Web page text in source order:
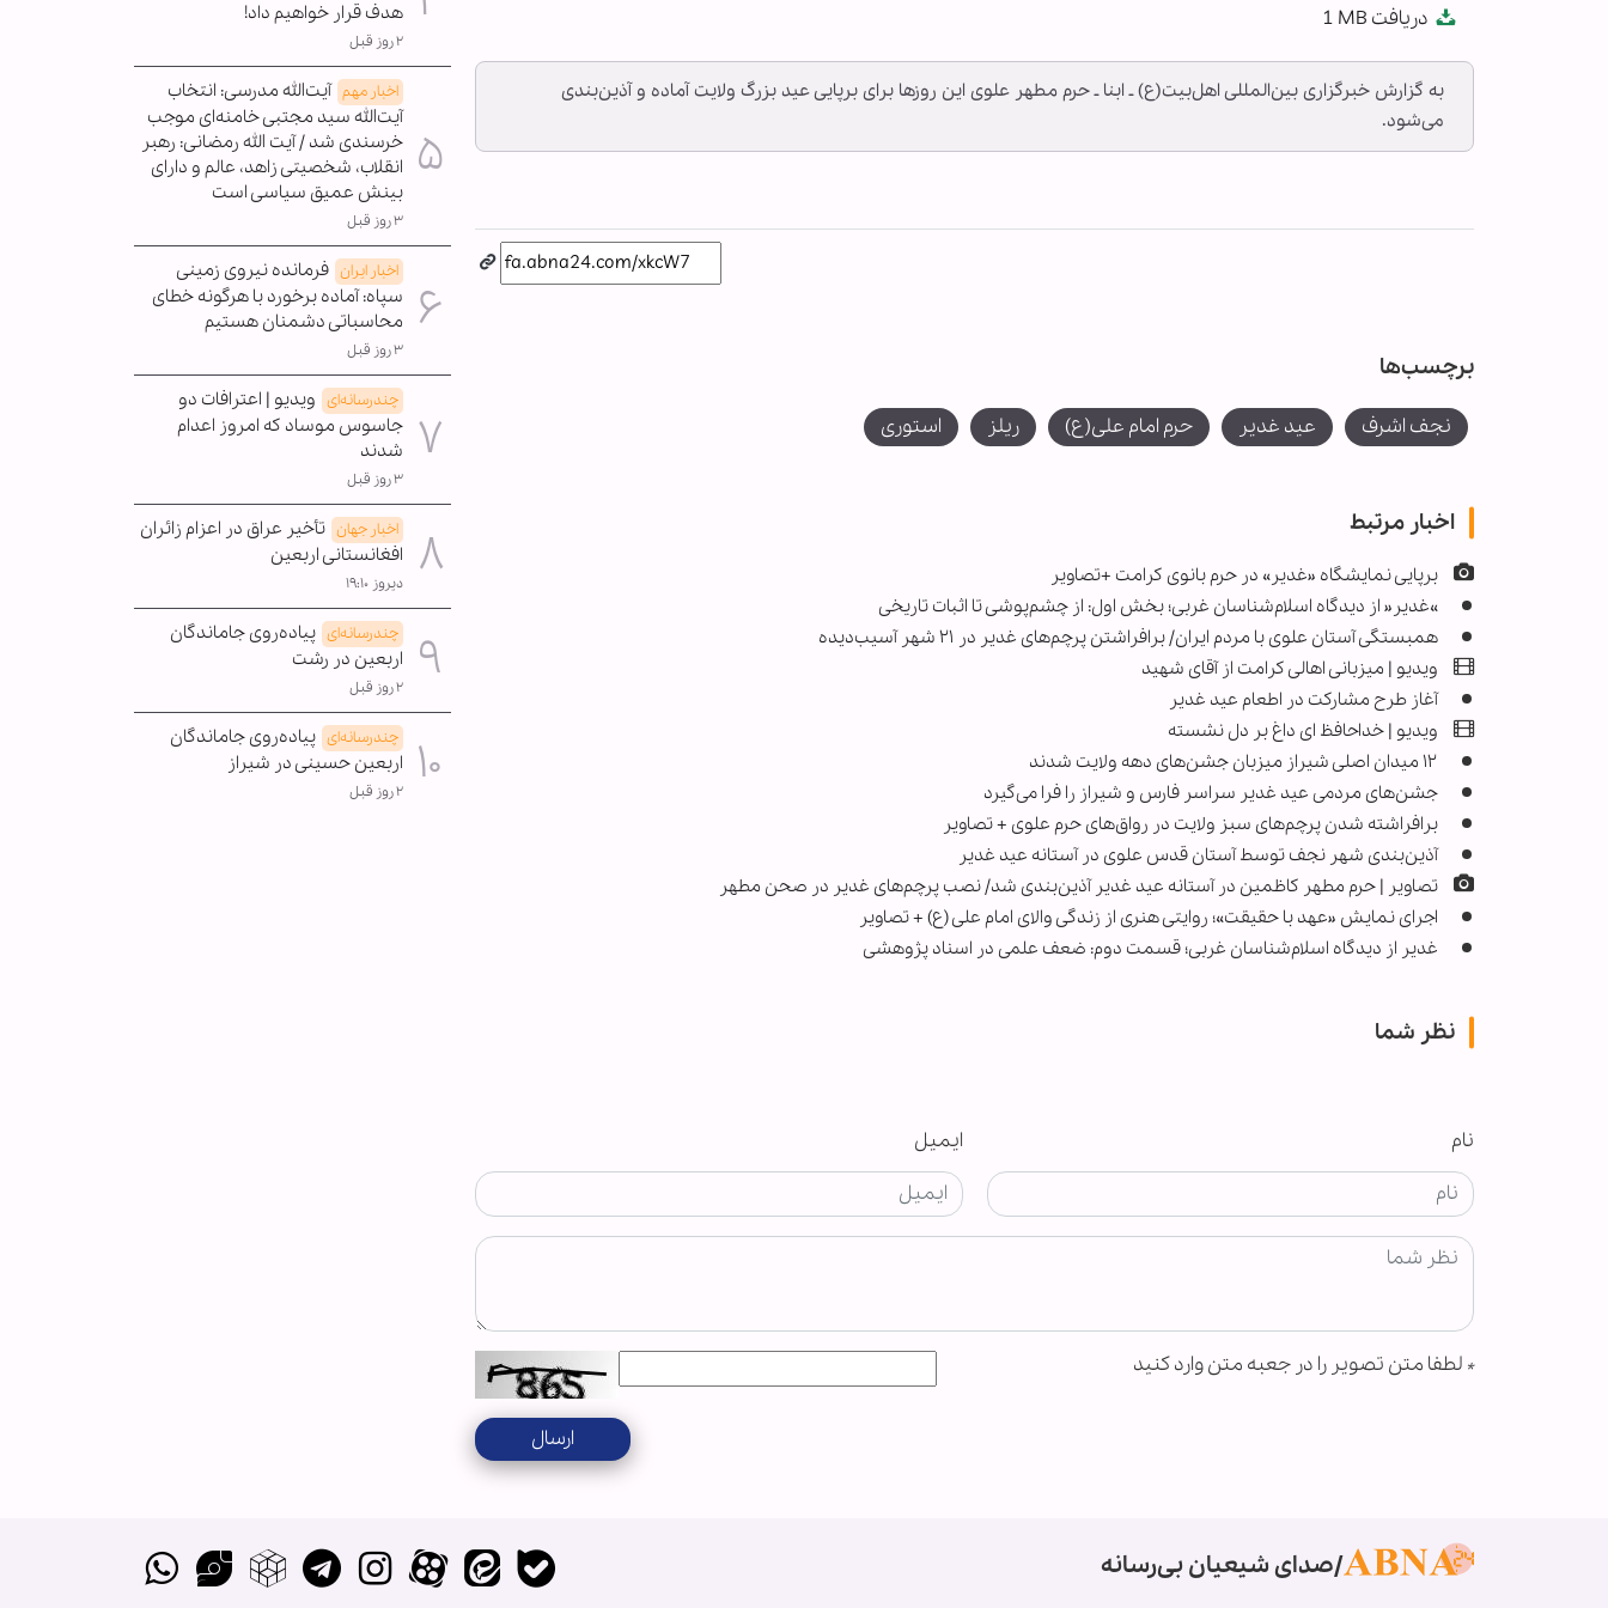
fullscreenدریافت 1 MB
به گزارش خبرگزاری بین‌المللی اهل‌بیت(ع) ـ ابنا ـ حرم مطهر علوی این روزها برای برپایی عید بزرگ ولایت آماده و آذین‌بندی
می‌شود.
برچسب‌ها
نجف اشرف عید غدیر حرم امام علی(ع) ریلز استوری
اخبار مرتبط
برپایی نمایشگاه «غدیر» در حرم بانوی کرامت +تصاویر
»غدیر« از دیدگاه اسلام‌شناسان غربی؛ بخش اول: از چشم‌پوشی تا اثبات تاریخی
همبستگی آستان علوی با مردم ایران/ برافراشتن پرچم‌های غدیر در ۲۱ شهر آسیب‌دیده
ویدیو | میزبانی اهالی کرامت از آقای شهید
آغاز طرح مشارکت در اطعام عید غدیر
ویدیو | خداحافظ ای داغ بر دل نشسته
۱۲ میدان اصلی شیراز میزبان جشن‌های دهه ولایت شدند
جشن‌های مردمی عید غدیر سراسر فارس و شیراز را فرا می‌گیرد
برافراشته شدن پرچم‌های سبز ولایت در رواق‌های حرم علوی + تصاویر
آذین‌بندی شهر نجف توسط آستان قدس علوی در آستانه عید غدیر
تصاویر | حرم مطهر کاظمین در آستانه عید غدیر آذین‌بندی شد/ نصب پرچم‌های غدیر در صحن مطهر
اجرای نمایش «عهد با حقیقت»؛ روایتی هنری از زندگی والای امام علی (ع) + تصاویر
غدیر از دیدگاه اسلام‌شناسان غربی؛ قسمت دوم: ضعف علمی در اسناد پژوهشی
نظر شما
نام ایمیل
* لطفا متن تصویر را در جعبه متن وارد کنید
ارسال
هدف قرار خواهیم داد!
۲ روز قبل
اخبار مهم آیت‌الله مدرسی: انتخاب
آیت‌الله سید مجتبی خامنه‌ای موجب
خرسندی شد / آیت الله رمضانی: رهبر
انقلاب، شخصیتی زاهد، عالم و دارای
بینش عمیق سیاسی است
۳ روز قبل
اخبار ایران فرمانده نیروی زمینی
سپاه: آماده برخورد با هرگونه خطای
محاسباتی دشمنان هستیم
۳ روز قبل
چندرسانه‌ای ویدیو | اعترافات دو
جاسوس موساد که امروز اعدام
شدند
۳ روز قبل
اخبار جهان تأخیر عراق در اعزام زائران
افغانستانی اربعین
دیروز ۱۹:۱۰
چندرسانه‌ای پیاده‌روی جاماندگان
اربعین در رشت
۲ روز قبل
چندرسانه‌ای پیاده‌روی جاماندگان
اربعین حسینی در شیراز
۲ روز قبل
صدای شیعیان بی‌رسانه